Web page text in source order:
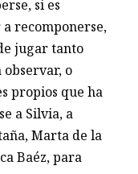
si es
recomponerse,
jugar tanto
observar, o
propios que ha
a Silvia, a
Marta de la
Baéz, para